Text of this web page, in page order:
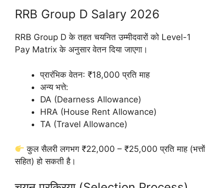
RRB Group D Salary 2026
RRB Group D के तहत चयनित उम्मीदवारों को Level-1
Pay Matrix के अनुसार वेतन दिया जाएगा।
प्रारंभिक वेतन: ₹18,000 प्रति माह
अन्य भत्ते:
DA (Dearness Allowance)
HRA (House Rent Allowance)
TA (Travel Allowance)
कुल सैलरी लगभग ₹22,000 – ₹25,000 प्रति माह (भत्तों
सहित) हो सकती है।